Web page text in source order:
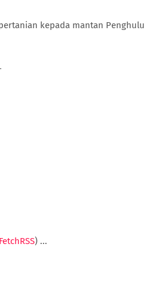
kepada mantan Penghulu
FetchRSS) ...